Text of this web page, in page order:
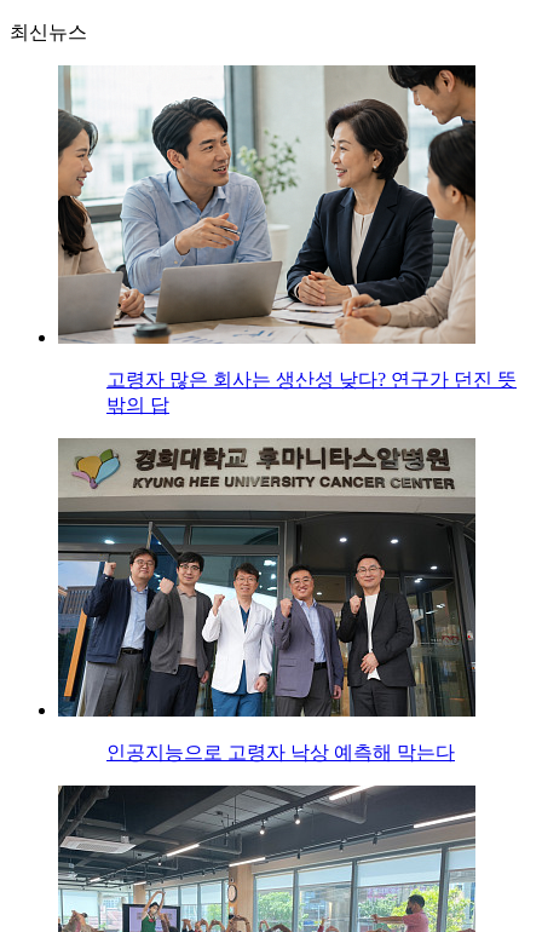
최신뉴스
고령자 많은 회사는 생산성 낮다? 연구가 던진 뜻
밖의 답
인공지능으로 고령자 낙상 예측해 막는다